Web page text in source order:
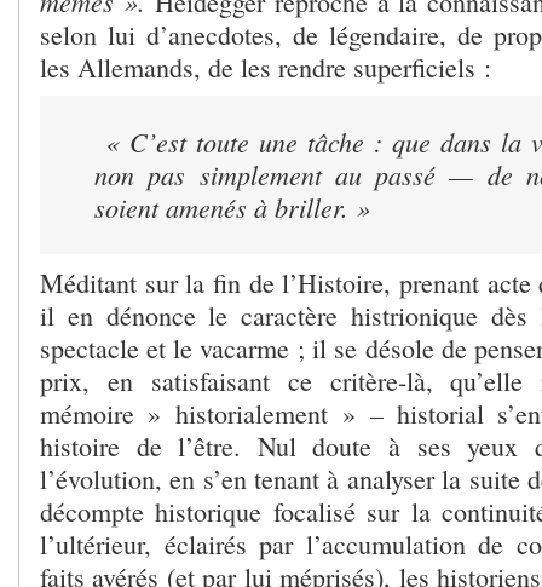
selon lui d’anecdotes, de légendaire, de
les Allemands, de les rendre superficiels :
« C’est toute une tâche : que dans
non pas simplement au passé — de
soient amenés à briller. »
Méditant sur la fin de l’Histoire, prenant acte
il en dénonce le caractère histrionique dès
spectacle et le vacarme ; il se désole de
prix, en satisfaisant ce critère-là,
mémoire » historialement » – historial
histoire de l’être. Nul doute à ses yeux
l’évolution, en s’en tenant à analyser la suite
décompte historique focalisé sur la
l’ultérieur, éclairés par l’accumulation de
faits avérés (et par lui méprisés), les